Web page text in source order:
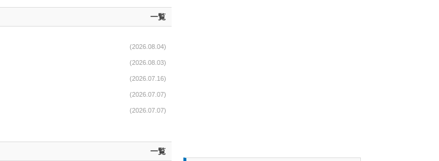
一覧
(2026.08.04)
(2026.08.03)
(2026.07.16)
(2026.07.07)
(2026.07.07)
一覧